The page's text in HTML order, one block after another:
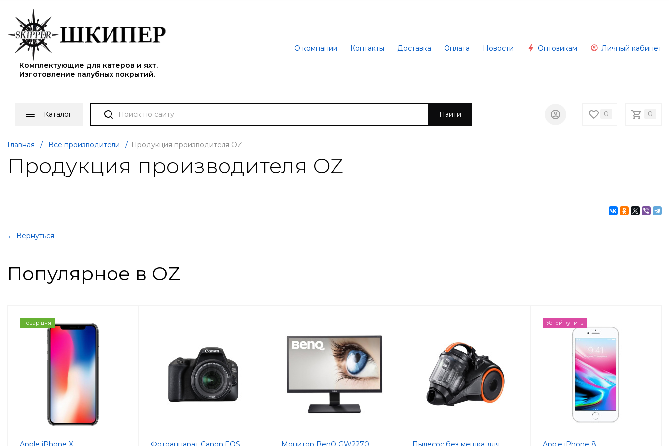
Комплектующие для катеров и яхт.
Изготовление палубных покрытий.
О компании Контакты Доставка Оплата Новости Оптовикам Личный кабинет
Каталог 0 0
Найти
Главная / Все производители / Продукция производителя OZ
Продукция производителя OZ
← Вернуться
Популярное в OZ
Товар дня
Apple iPhone X
Фотоаппарат Canon EOS
Монитор BenQ GW2270
Пылесос без мешка для
Успей купить
Apple iPhone 8